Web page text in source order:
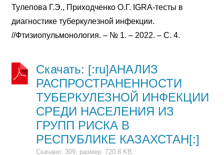
Тулепова Г.Э., Приходченко О.Г. IGRA-тесты в
диагностике туберкулезной инфекции.
//Фтизиопульмонология. – № 1. – 2022. – С. 4.
Скачать: [:ru]АНАЛИЗ
РАСПРОСТРАНЕННОСТИ
ТУБЕРКУЛЕЗНОЙ ИНФЕКЦИИ
СРЕДИ НАСЕЛЕНИЯ ИЗ
ГРУПП РИСКА В
РЕСПУБЛИКЕ КАЗАХСТАН[:]
Скачано: 309, размер: 720.8 KB